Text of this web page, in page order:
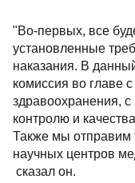
"Во-первых, все
установленные
наказания. В
комиссия во главе
здравоохранения,
контролю и
Также мы отправим
научных центров
сказал он.